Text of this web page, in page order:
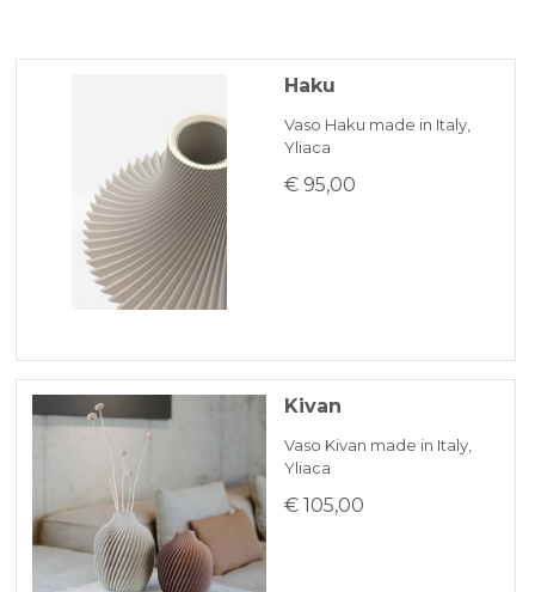
Haku
Vaso Haku made in Italy,
Yliaca
€ 95,00
Kivan
Vaso Kivan made in Italy,
Yliaca
€ 105,00